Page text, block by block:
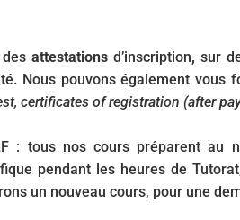
desattestationsd’inscription, sur
Nous pouvons également
certificates of registration (after
: tous nos cours préparent
pendant les heures de
un nouveau cours, pour une